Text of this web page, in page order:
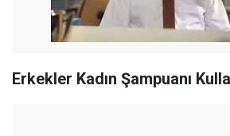
Erkekler Kadın Şampuanı